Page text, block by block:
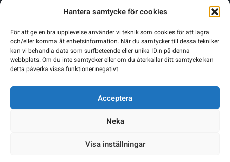
Hantera samtycke för cookies
För att ge en bra upplevelse använder vi teknik som cookies för att lagra
och/eller komma åt enhetsinformation. När du samtycker till dessa tekniker
kan vi behandla data som surfbeteende eller unika ID:n på denna
webbplats. Om du inte samtycker eller om du återkallar ditt samtycke kan
detta påverka vissa funktioner negativt.
Acceptera
Neka
Visa inställningar